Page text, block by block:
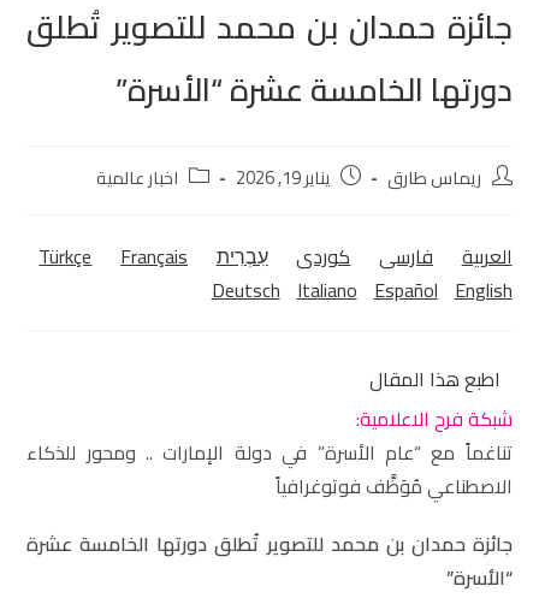
جائزة حمدان بن محمد للتصوير تُطلق
دورتها الخامسة عشرة “الأسرة”
ريماس طارق يناير 19, 2026 اخبار عالمية
العربية فارسی كوردی‎ עִבְרִית Türkçe
Français
Deutsch Italiano Español English
اطبع هذا المقال
شبكة فرح الاعلامية:
تناغماً مع “عام الأسرة” في دولة الإمارات .. ومحور للذكاء
الاصطناعي مُوَظَّف فوتوغرافياً
جائزة حمدان بن محمد للتصوير تُطلق دورتها الخامسةعشرة
“الأسرة”